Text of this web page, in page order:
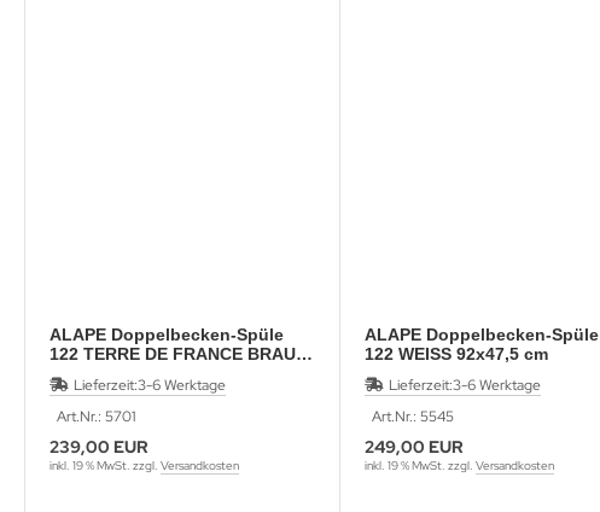
ALAPE Doppelbecken-Spüle
122 TERRE DE FRANCE BRAUN
92x47,5 cm
Lieferzeit:3-6 Werktage
Art.Nr.: 5701
239,00 EUR
inkl. 19 % MwSt. zzgl. Versandkosten
ALAPE Doppelbecken-Spüle
122 WEISS 92x47,5 cm
Lieferzeit:3-6 Werktage
Art.Nr.: 5545
249,00 EUR
inkl. 19 % MwSt. zzgl. Versandkosten